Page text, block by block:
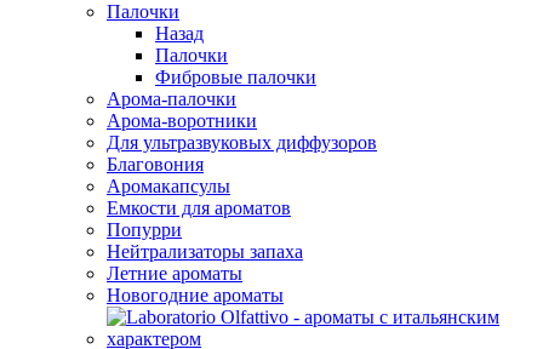
Палочки
Назад
Палочки
Фибровые палочки
Арома-палочки
Арома-воротники
Для ультразвуковых диффузоров
Благовония
Аромакапсулы
Емкости для ароматов
Попурри
Нейтрализаторы запаха
Летние ароматы
Новогодние ароматы